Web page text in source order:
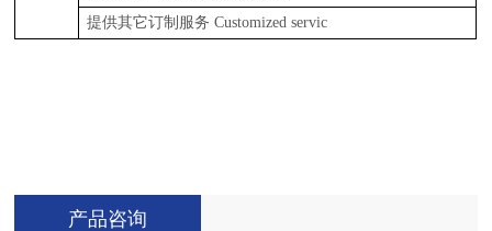
提供其它订制服务 Customized servic
产品咨询